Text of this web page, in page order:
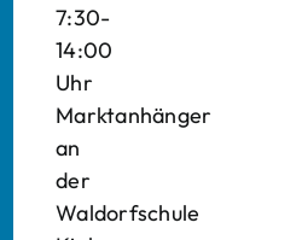
7:30-
14:00
Uhr
Marktanhänger
an
der
Waldorfschule